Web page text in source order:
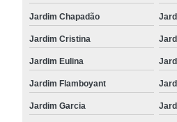
Jardim Chapadão
Jardim Cristina
Jardim Eulina
Jardim Flamboyant
Jardim Garcia